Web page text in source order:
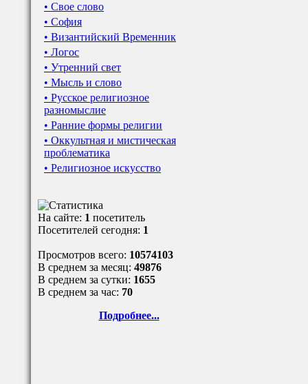
• Свое слово
• София
• Византийский Временник
• Логос
• Утренний свет
• Мысль и слово
• Русское религиозное
разномыслие
• Ранние формы религии
• Оккультная и мистическая
проблематика
• Религиозное искусство
На сайте: 1 посетитель
Посетителей сегодня: 1
Просмотров всего: 10574103
В среднем за месяц: 49876
В среднем за сутки: 1655
В среднем за час: 70
Подробнее...